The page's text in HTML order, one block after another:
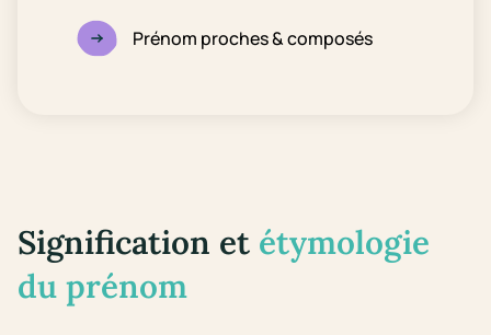
Prénom proches & composés
Signification et étymologie
du prénom